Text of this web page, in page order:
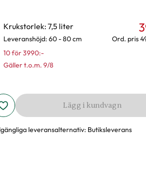
Krukstorlek: 7,5 liter
Leveranshöjd: 60 - 80 cm
10 för 3990:-
Gäller t.o.m. 9/8
Ord. pris
Lägg i kundvagn
leveransalternativ: Butiksleverans